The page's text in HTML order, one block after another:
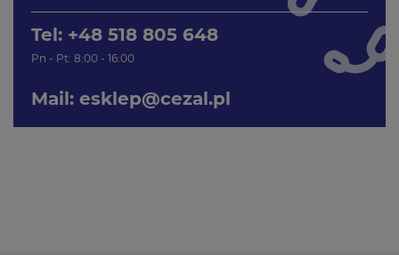
Tel: +48 518 805 648
Pn - Pt: 8:00 - 16:00
Mail: esklep@cezal.pl